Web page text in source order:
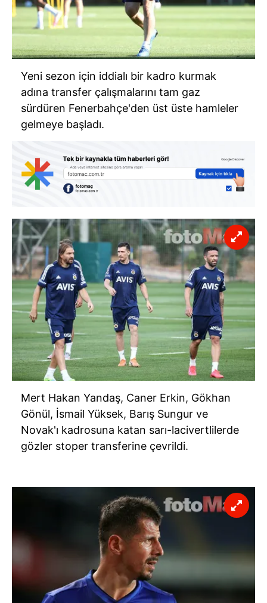
Yeni sezon için iddialı bir kadro kurmak
adına transfer çalışmalarını tam gaz
sürdüren Fenerbahçe'den üst üste hamleler
gelmeye başladı.
Mert Hakan Yandaş, Caner Erkin, Gökhan
Gönül, İsmail Yüksek, Barış Sungur ve
Novak'ı kadrosuna katan sarı-lacivertlilerde
gözler stoper transferine çevrildi.